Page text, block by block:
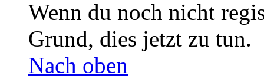
Wenn du noch nicht
Grund, dies jetzt zu tun.
Nach oben